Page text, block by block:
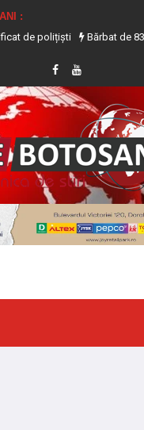
:
Bărbat de 83 de ani